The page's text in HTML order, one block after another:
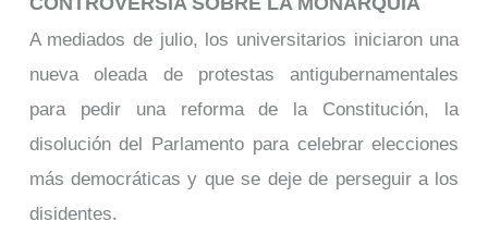
A mediados de julio, los universitarios iniciaron una
nueva oleada de protestas antigubernamentales
para pedir una reforma de la Constitución, la
disolución del Parlamento para celebrar elecciones
más democráticas y que se deje de perseguir a los
disidentes.